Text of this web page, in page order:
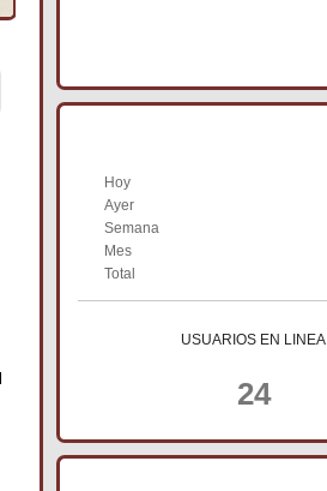
Hoy
Ayer
Semana
Mes
Total
USUARIOS EN LINEA
24